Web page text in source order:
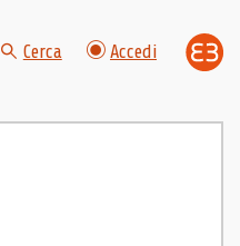
Cerca Accedi